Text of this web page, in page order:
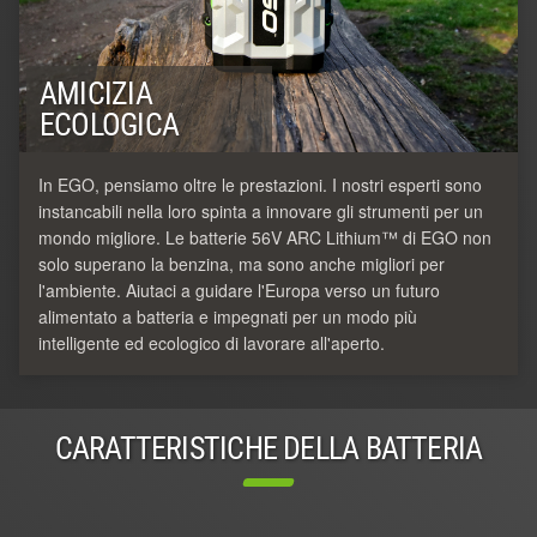
AMICIZIA
ECOLOGICA
In EGO, pensiamo oltre le prestazioni. I nostri esperti sono
instancabili nella loro spinta a innovare gli strumenti per un
mondo migliore. Le batterie 56V ARC Lithium™ di EGO non
solo superano la benzina, ma sono anche migliori per
l'ambiente. Aiutaci a guidare l'Europa verso un futuro
alimentato a batteria e impegnati per un modo più
intelligente ed ecologico di lavorare all'aperto.
CARATTERISTICHE DELLA BATTERIA